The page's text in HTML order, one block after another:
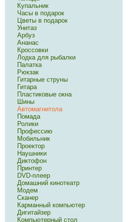
Купальник
Часы в подарок
Цветы в подарок
Унитаз
Арбуз
Ананас
Кроссовки
Лодка для рыбалки
Палатка
Рюкзак
Гитарные струны
Гитара
Пластиковые окна
Шины
Автомагнитола
Помада
Ролики
Профессию
Мобильник
Проектор
Наушники
Диктофон
Принтер
DVD-плеер
Домашний кинотеатр
Модем
Сканер
Карманный компьютер
Дигитайзер
Компьютерный стол